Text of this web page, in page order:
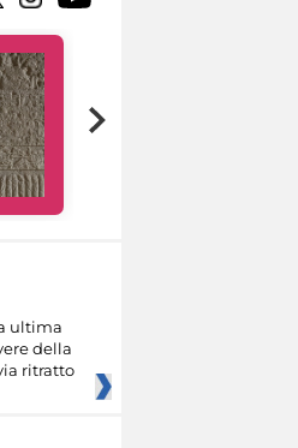
ultima
della
ritratto